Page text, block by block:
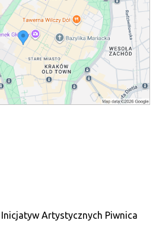
Artystycznych Piwnica